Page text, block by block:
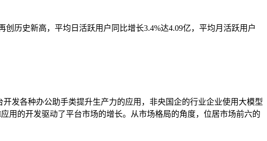
历史新高，平均日活跃用户同比增长3.4%达4.09亿，平均月活跃用户
发各种办公助手类提升生产力的应用，非央国企的行业企业使用大模型
用的开发驱动了平台市场的增长。从市场格局的角度，位居市场前六的